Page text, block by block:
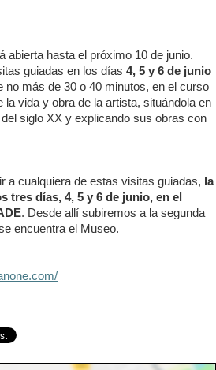
abierta hasta el próximo 10 de junio.
guiadas en los días 4, 5 y 6 de junio
no más de 30 o 40 minutos, en el curso
la vida y obra de la artista, situándola en
siglo XX y explicando sus obras con
a cualquiera de estas visitas guiadas, la
tres días, 4, 5 y 6 de junio, en el
. Desde allí subiremos a la segunda
encuentra el Museo.